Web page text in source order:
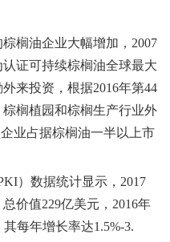
榈油企业大幅增加，2007
证可持续棕榈油全球最大
来投资，根据2016年第44
榈植园和棕榈生产行业外
业占据棕榈油一半以上市
）数据统计显示，2017
价值229亿美元，2016年
每年增长率达1.5%-3.